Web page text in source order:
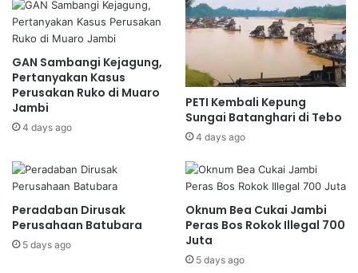
GAN Sambangi Kejagung,
Pertanyakan Kasus
Perusakan Ruko di Muaro
Jambi
4 days ago
PETI Kembali Kepung
Sungai Batanghari di Tebo
4 days ago
Peradaban Dirusak
Perusahaan Batubara
5 days ago
Oknum Bea Cukai Jambi
Peras Bos Rokok Illegal 700
Juta
5 days ago